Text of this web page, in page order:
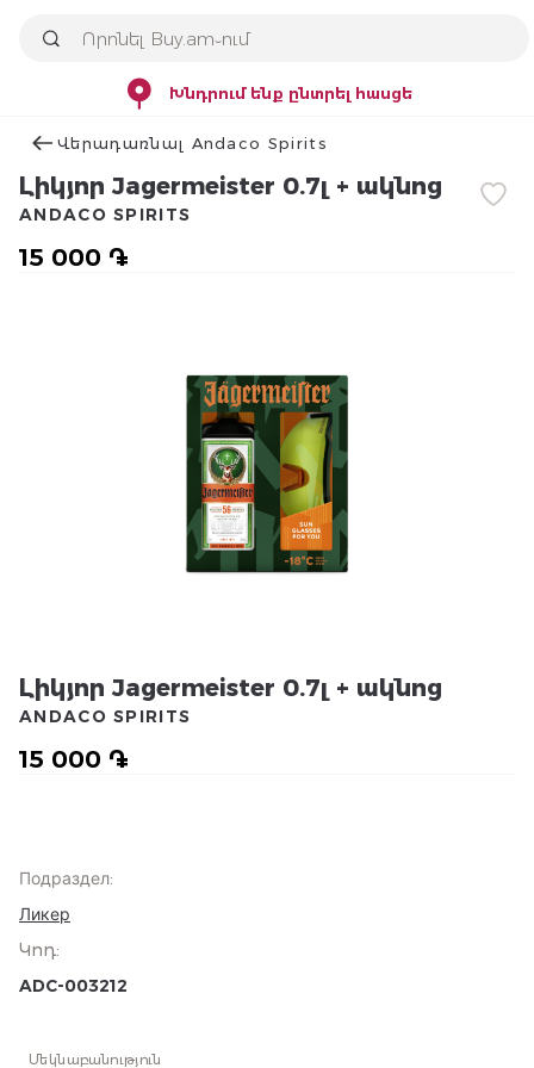
Խնդրում ենք ընտրել հասցե
Վերադառնալ Andaco Spirits
Լիկյոր Jagermeister 0.7լ + ակնոց
15 000 ֏
ANDACO SPIRITS
Լիկյոր Jagermeister 0.7լ + ակնոց
15 000 ֏
ANDACO SPIRITS
Подраздел:
Ликер
Կոդ:
ADC-003212
Մեկնաբանություն